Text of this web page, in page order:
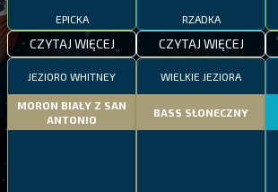
EPICKA
CZYTAJ WIĘCEJ
RZADKA
CZYTAJ WIĘCEJ
JEZIORO WHITNEY
MORON BIAŁY Z SAN
ANTONIO
WIELKIE JEZIORA
BASS SŁONECZNY